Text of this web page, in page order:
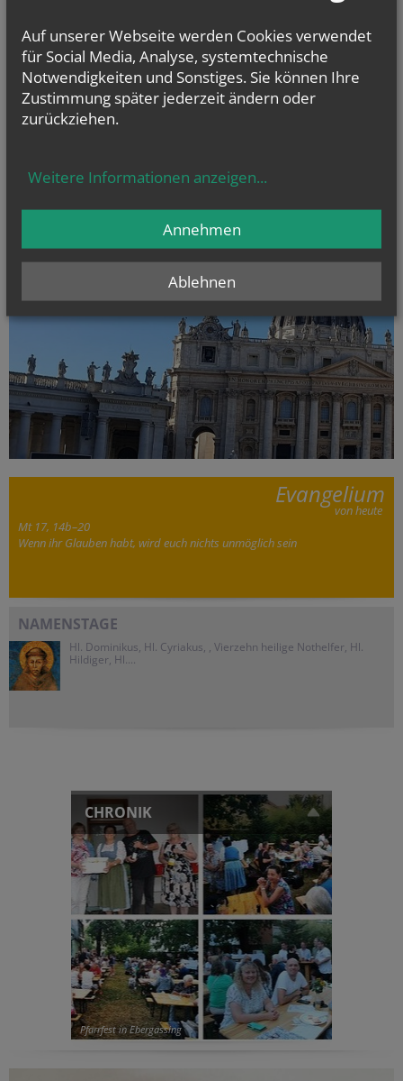
Evangelium
von heute
Mt 17, 14b–20
Wenn ihr Glauben habt, wird euch nichts unmöglich sein
NAMENSTAGE
Hl. Dominikus, Hl. Cyriakus, , Vierzehn heilige Nothelfer, Hl.
Hildiger, Hl....
CHRONIK
Pfarrfest in Ebergassing
Auf unserer Webseite werden Cookies verwendet
für Social Media, Analyse, systemtechnische
Notwendigkeiten und Sonstiges. Sie können Ihre
Zustimmung später jederzeit ändern oder
zurückziehen.
Weitere Informationen anzeigen...
Ablehnen
Annehmen